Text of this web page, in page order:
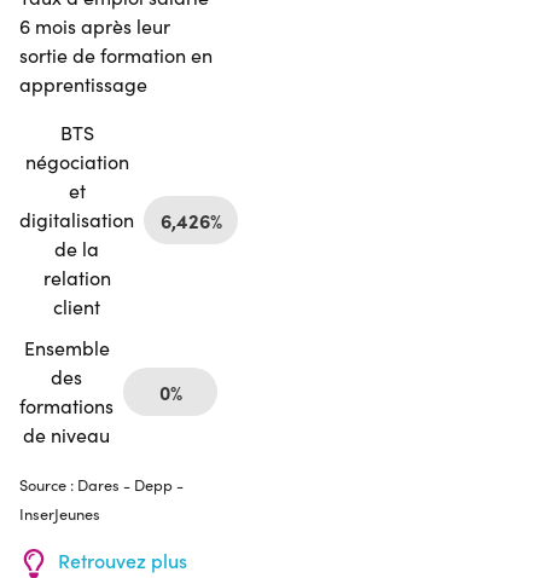
6 mois après leur
sortie de formation en
apprentissage
BTS
négociation
et
digitalisation
de la
relation
client
6,426%
Ensemble
des
formations
de niveau
0%
Source : Dares - Depp -
InserJeunes
Retrouvez plus